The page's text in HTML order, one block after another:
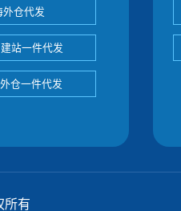
外仓代发
站一件代发
仓一件代发
所有